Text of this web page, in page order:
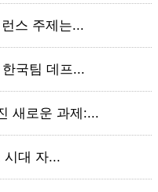
스 주제는...
국팀 데프...
새로운 과제:...
시대 자...